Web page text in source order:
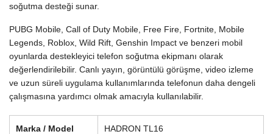
soğutma desteği sunar.
PUBG Mobile, Call of Duty Mobile, Free Fire, Fortnite, Mobile
Legends, Roblox, Wild Rift, Genshin Impact ve benzeri mobil
oyunlarda destekleyici telefon soğutma ekipmanı olarak
değerlendirilebilir. Canlı yayın, görüntülü görüşme, video izleme
ve uzun süreli uygulama kullanımlarında telefonun daha dengeli
çalışmasına yardımcı olmak amacıyla kullanılabilir.
Marka / Model HADRON TL16